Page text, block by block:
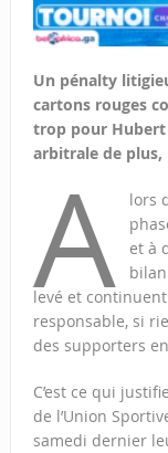
Un pénalty
cartons rouges
trop pour Hubert
arbitrale de plus,
A
lors
et à
levé et continuent
responsable, si
des supporters
C’est ce qui
de l’Union
samedi dernier